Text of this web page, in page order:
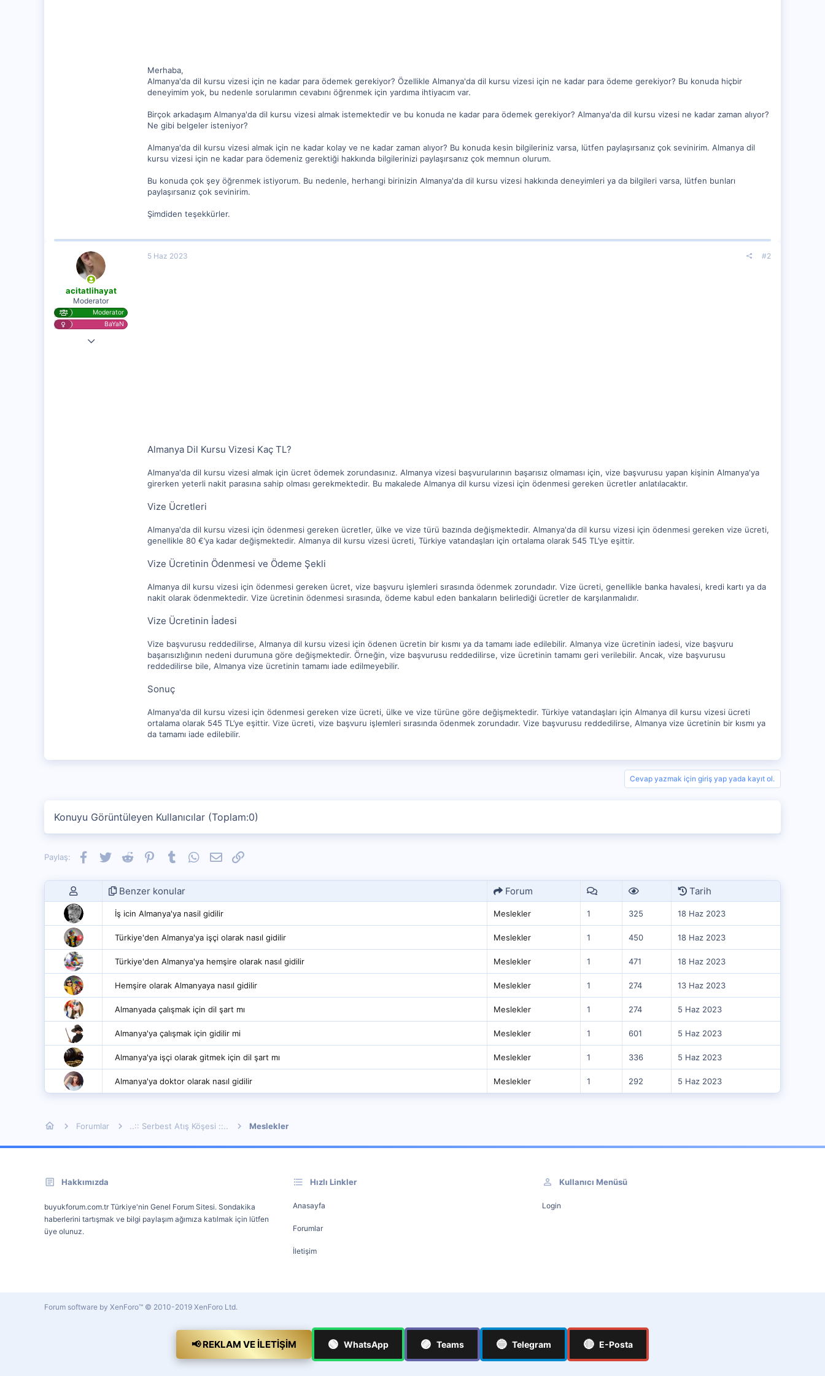
Merhaba,
Almanya'da dil kursu vizesi için ne kadar para ödemek gerekiyor? Özellikle Almanya'da dil kursu vizesi için ne kadar para ödeme gerekiyor? Bu konuda hiçbir
deneyimim yok, bu nedenle sorularımın cevabını öğrenmek için yardıma ihtiyacım var.
Birçok arkadaşım Almanya'da dil kursu vizesi almak istemektedir ve bu konuda ne kadar para ödemek gerekiyor? Almanya'da dil kursu vizesi ne kadar zaman alıyor?
Ne gibi belgeler isteniyor?
Almanya'da dil kursu vizesi almak için ne kadar kolay ve ne kadar zaman alıyor? Bu konuda kesin bilgileriniz varsa, lütfen paylaşırsanız çok sevinirim. Almanya dil
kursu vizesi için ne kadar para ödemeniz gerektiği hakkında bilgilerinizi paylaşırsanız çok memnun olurum.
Bu konuda çok şey öğrenmek istiyorum. Bu nedenle, herhangi birinizin Almanya'da dil kursu vizesi hakkında deneyimleri ya da bilgileri varsa, lütfen bunları
paylaşırsanız çok sevinirim.
Şimdiden teşekkürler.
acitatlihayat
Moderator
Moderator
BaYaN
28 Kas 2020
5 Haz 2023 #2
Almanya Dil Kursu Vizesi Kaç TL?
Almanya'da dil kursu vizesi almak için ücret ödemek zorundasınız. Almanya vizesi başvurularının başarısız olmaması için, vize başvurusu yapan kişinin Almanya'ya
girerken yeterli nakit parasına sahip olması gerekmektedir. Bu makalede Almanya dil kursu vizesi için ödenmesi gereken ücretler anlatılacaktır.
Vize Ücretleri
Almanya'da dil kursu vizesi için ödenmesi gereken ücretler, ülke ve vize türü bazında değişmektedir. Almanya'da dil kursu vizesi için ödenmesi gereken vize ücreti,
genellikle 80 €’ya kadar değişmektedir. Almanya dil kursu vizesi ücreti, Türkiye vatandaşları için ortalama olarak 545 TL’ye eşittir.
Vize Ücretinin Ödenmesi ve Ödeme Şekli
Almanya dil kursu vizesi için ödenmesi gereken ücret, vize başvuru işlemleri sırasında ödenmek zorundadır. Vize ücreti, genellikle banka havalesi, kredi kartı ya da
nakit olarak ödenmektedir. Vize ücretinin ödenmesi sırasında, ödeme kabul eden bankaların belirlediği ücretler de karşılanmalıdır.
Vize Ücretinin İadesi
Vize başvurusu reddedilirse, Almanya dil kursu vizesi için ödenen ücretin bir kısmı ya da tamamı iade edilebilir. Almanya vize ücretinin iadesi, vize başvuru
başarısızlığının nedeni durumuna göre değişmektedir. Örneğin, vize başvurusu reddedilirse, vize ücretinin tamamı geri verilebilir. Ancak, vize başvurusu
reddedilirse bile, Almanya vize ücretinin tamamı iade edilmeyebilir.
Sonuç
Almanya'da dil kursu vizesi için ödenmesi gereken vize ücreti, ülke ve vize türüne göre değişmektedir. Türkiye vatandaşları için Almanya dil kursu vizesi ücreti
ortalama olarak 545 TL’ye eşittir. Vize ücreti, vize başvuru işlemleri sırasında ödenmek zorundadır. Vize başvurusu reddedilirse, Almanya vize ücretinin bir kısmı ya
da tamamı iade edilebilir.
Cevap yazmak için giriş yap yada kayıt ol.
Konuyu Görüntüleyen Kullanıcılar (Toplam:0)
Paylaş: Facebook
TwitterReddit PinterestTumblrWhatsApp
E-postaLink
Benzer konular Forum Tarih
İş icin Almanya'ya nasil gidilir Meslekler 1 325 18 Haz 2023
Türkiye'den Almanya'ya işçi olarak nasıl gidilir Meslekler 1 450 18 Haz 2023
Türkiye'den Almanya'ya hemşire olarak nasıl gidilir Meslekler 1 471 18 Haz 2023
Hemşire olarak Almanyaya nasıl gidilir Meslekler 1 274 13 Haz 2023
Almanyada çalışmak için dil şart mı Meslekler 1 274 5 Haz 2023
Almanya'ya çalışmak için gidilir mi Meslekler 1 601 5 Haz 2023
Almanya'ya işçi olarak gitmek için dil şart mı Meslekler 1 336 5 Haz 2023
Almanya'ya doktor olarak nasıl gidilir Meslekler 1 292 5 Haz 2023
Forumlar ..:: Serbest Atış Köşesi ::.. Meslekler
Hakkımızda
buyukforum.com.tr Türkiye'nin Genel Forum Sitesi. Sondakika
haberlerini tartışmak ve bilgi paylaşım ağımıza katılmak için lütfen
üye olunuz.
Hızlı Linkler
Anasayfa
Forumlar
İletişim
Kullanıcı Menüsü
Login
Forum software by XenForo™ © 2010-2019 XenForo Ltd.
📢 REKLAM VE İLETIŞIM 🟢 WhatsApp 🟣 Teams 🔵 Telegram 🔴 E-Posta